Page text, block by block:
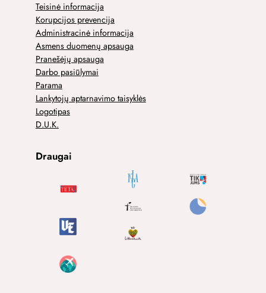
Teisinė informacija
Korupcijos prevencija
Administracinė informacija
Asmens duomenų apsauga
Pranešėjų apsauga
Darbo pasiūlymai
Parama
Lankytojų aptarnavimo taisyklės
Logotipas
D.U.K.
Draugai